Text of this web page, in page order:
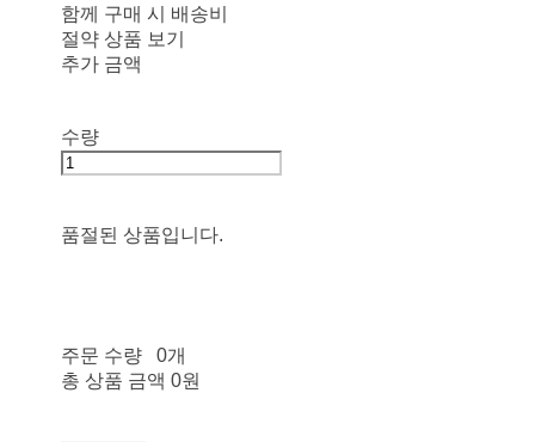
함께 구매 시 배송비
절약 상품 보기
추가 금액
수량
품절된 상품입니다.
주문 수량
0개
총 상품 금액 0원